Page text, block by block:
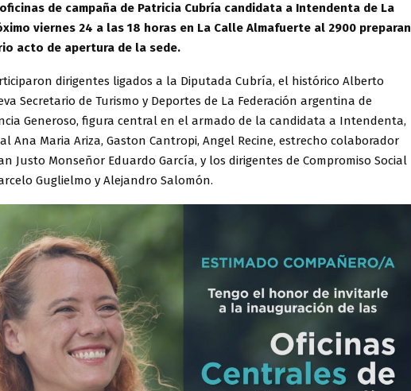
de campaña de Patricia Cubría candidata a Intendenta de La
viernes 24 a las 18 horas en La Calle Almafuerte al 2900 preparan
acto de apertura de la sede.
dirigentes ligados a la Diputada Cubría, el histórico Alberto
Secretario de Turismo y Deportes de La Federación argentina de
Generoso, figura central en el armado de la candidata a Intendenta,
Ana Maria Ariza, Gaston Cantropi, Angel Recine, estrecho colaborador
Justo Monseñor Eduardo García, y los dirigentes de Compromiso Social
Guglielmo y Alejandro Salomón.